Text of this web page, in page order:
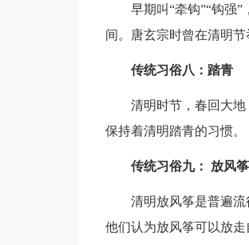
早期叫“牵钩”“钩强
间。唐玄宗时曾在清明
传统习俗八：踏青
清明时节，春回大
保持着清明踏青的习惯。
传统习俗九： 放风筝
清明放风筝是普遍
他们认为放风筝可以放